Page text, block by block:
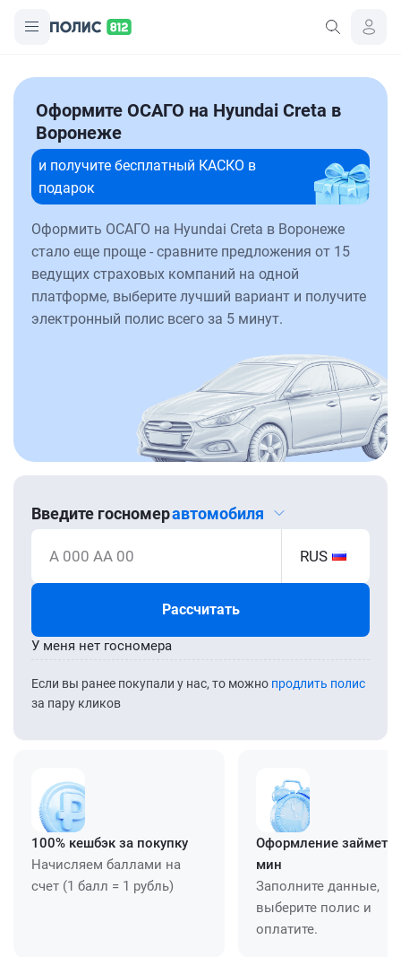
Оформите ОСАГО на Hyundai Creta в
Воронеже
и получите бесплатный КАСКО в
подарок
Оформить ОСАГО на Hyundai Creta в Воронеже
стало еще проще - сравните предложения от 15
ведущих страховых компаний на одной
платформе, выберите лучший вариант и получите
электронный полис всего за 5 минут.
Введите госномеравтомобиля
А 000 АА 00 RUS
Рассчитать
Если вы ранее покупали у нас, то можно продлить полис
за пару кликов
У меня нет госномера
100% кешбэк за покупку
Начисляем баллами на
счет (1 балл = 1 рубль)
Оформление займет
мин
Заполните данные,
выберите полис и
оплатите.